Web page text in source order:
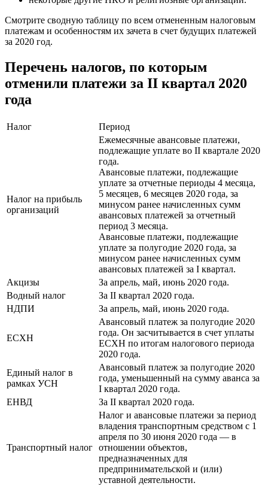
Смотрите сводную таблицу по всем отмененным налоговым
платежам и особенностям их зачета в счет будущих платежей
за 2020 год.
Перечень налогов, по которым
отменили платежи за II квартал 2020
года
Налог Период
Налог на прибыль
организаций
Ежемесячные авансовые платежи,
подлежащие уплате во II квартале 2020
года.
Авансовые платежи, подлежащие
уплате за отчетные периоды 4 месяца,
5 месяцев, 6 месяцев 2020 года, за
минусом ранее начисленных сумм
авансовых платежей за отчетный
период 3 месяца.
Авансовые платежи, подлежащие
уплате за полугодие 2020 года, за
минусом ранее начисленных сумм
авансовых платежей за I квартал.
Акцизы
За апрель, май, июнь 2020 года.
Водный налог
За II квартал 2020 года.
НДПИ
За апрель, май, июнь 2020 года.
ЕСХН
Авансовый платеж за полугодие 2020
года. Он засчитывается в счет уплаты
ЕСХН по итогам налогового периода
2020 года.
Единый налог в
рамках УСН
Авансовый платеж за полугодие 2020
года, уменьшенный на сумму аванса за
I квартал 2020 года.
ЕНВД
За II квартал 2020 года.
Транспортный налог
Налог и авансовые платежи за период
владения транспортным средством с 1
апреля по 30 июня 2020 года — в
отношении объектов,
предназначенных для
предпринимательской и (или)
уставной деятельности.